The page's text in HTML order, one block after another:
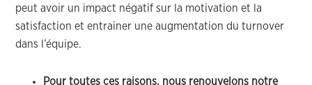
peut avoir un impact négatif sur la motivation et la
satisfaction et entrainer une augmentation du turnover
dans l’équipe.
Pour toutes ces raisons, nous renouvelons notre